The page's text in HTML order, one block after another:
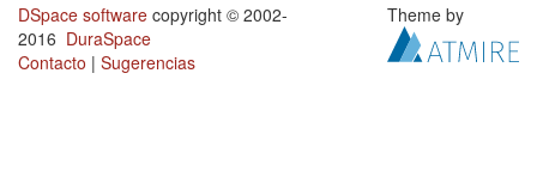
DSpace software copyright © 2002-
2016 DuraSpace
Contacto | Sugerencias
Theme by